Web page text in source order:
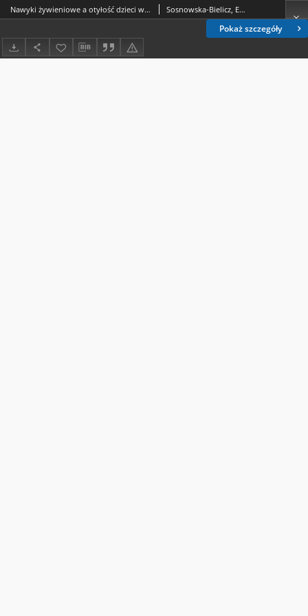
Pokaż szczegóły
Nawyki żywieniowe a otyłość dzieci w wieku przedszkolnym i szkolnym Sosnowska-Bielicz, Ewa; Wrótniak, Joanna